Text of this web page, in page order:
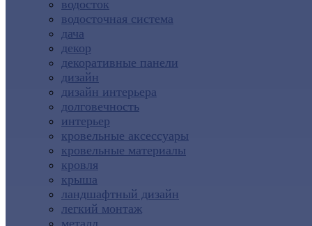
водосток
водосточная система
дача
декор
декоративные панели
дизайн
дизайн интерьера
долговечность
интерьер
кровельные аксессуары
кровельные материалы
кровля
крыша
ландшафтный дизайн
легкий монтаж
металл